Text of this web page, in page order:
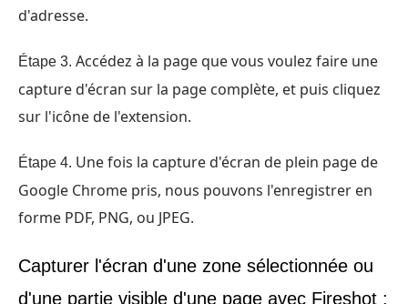
d'adresse.
Étape 3. Accédez à la page que vous voulez faire une
capture d'écran sur la page complète, et puis cliquez
sur l'icône de l'extension.
Étape 4. Une fois la capture d'écran de plein page de
Google Chrome pris, nous pouvons l'enregistrer en
forme PDF, PNG, ou JPEG.
Capturer l'écran d'une zone sélectionnée ou
d'une partie visible d'une page avec Fireshot :